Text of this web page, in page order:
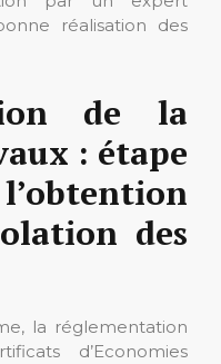
réalisation des
de la
: étape
des
la réglementation
d’Economies